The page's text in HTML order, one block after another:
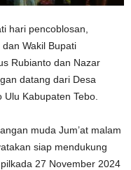
hari pencoblosan,
Wakil Bupati
Rubianto dan Nazar
datang dari Desa
Kabupaten Tebo.
muda Jum’at malam
siap mendukung
27 November 2024